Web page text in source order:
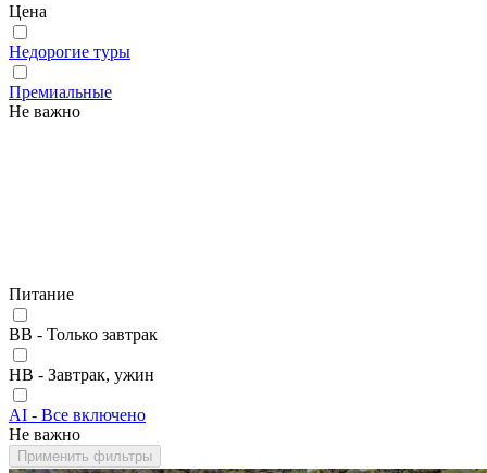
Цена
Недорогие туры
Премиальные
Не важно
Питание
BB - Только завтрак
HB - Завтрак, ужин
AI - Все включено
Не важно
Применить фильтры